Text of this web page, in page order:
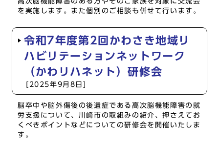
を実施します。また個別のご相談も併せて行います。
令和7年度第2回かわさき地域リ
ハビリテーションネットワーク
（かわリハネット）研修会
[2025年9月8日]
脳卒中や脳外傷後の後遺症である高次脳機能障害の就
労支援について、川崎市の取組みの紹介、押さえてお
くべきポイントなどについての研修会を開催いたしま
す。